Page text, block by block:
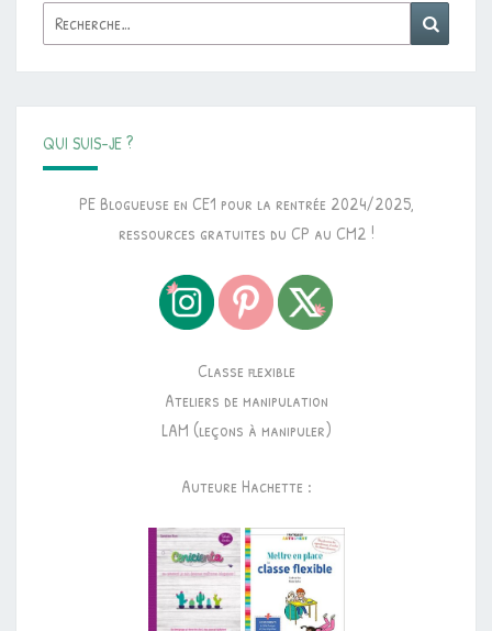
Rechercher :
QUI SUIS-JE ?
PE Blogueuse en CE1 pour la rentrée 2024/2025,
ressources gratuites du CP au CM2 !
Classe flexible
Ateliers de manipulation
LAM (leçons à manipuler)
Auteure Hachette :